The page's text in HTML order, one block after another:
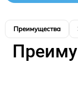
Преимущества